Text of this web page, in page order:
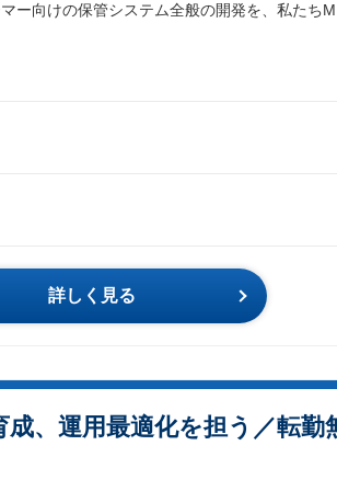
ー向けの保管システム全般の開発を、私たち
詳しく見る
、運用最適化を担う／転